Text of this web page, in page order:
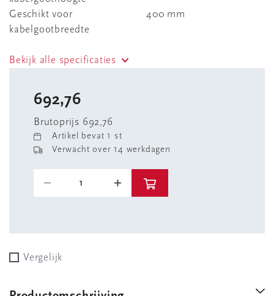
Geschikt voor
kabelgootbreedte
400 mm
Bekijk alle specificaties
692,76
Brutoprijs 692,76
Artikel bevat 1 st
Verwacht over 14 werkdagen
Vergelijk